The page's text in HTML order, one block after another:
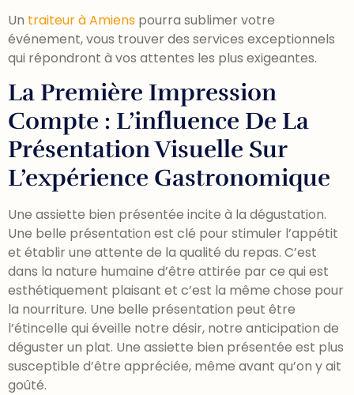
Un traiteur à Amiens pourra sublimer votre
événement, vous trouver des services exceptionnels
qui répondront à vos attentes les plus exigeantes.
La Première Impression
Compte : L’influence De La
Présentation Visuelle Sur
L’expérience Gastronomique
Une assiette bien présentée incite à la dégustation.
Une belle présentation est clé pour stimuler l’appétit
et établir une attente de la qualité du repas. C’est
dans la nature humaine d’être attirée par ce qui est
esthétiquement plaisant et c’est la même chose pour
la nourriture. Une belle présentation peut être
l’étincelle qui éveille notre désir, notre anticipation de
déguster un plat. Une assiette bien présentée est plus
susceptible d’être appréciée, même avant qu’on y ait
goûté.